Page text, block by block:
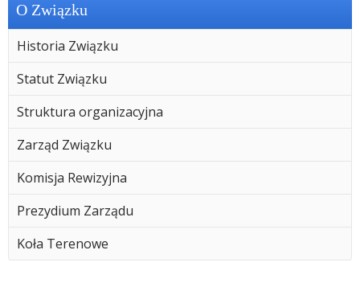
O Związku
Historia Związku
Statut Związku
Struktura organizacyjna
Zarząd Związku
Komisja Rewizyjna
Prezydium Zarządu
Koła Terenowe